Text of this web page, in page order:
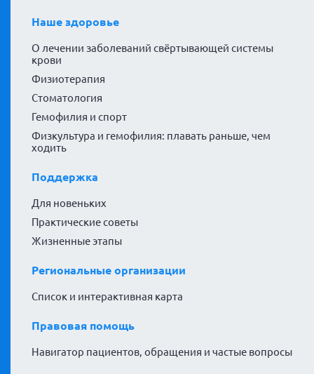
Наше здоровье
О лечении заболеваний свёртывающей системы
крови
Физиотерапия
Стоматология
Гемофилия и спорт
Физкультура и гемофилия: плавать раньше, чем
ходить
Поддержка
Для новеньких
Практические советы
Жизненные этапы
Региональные организации
Список и интерактивная карта
Правовая помощь
Навигатор пациентов, обращения и частые вопросы